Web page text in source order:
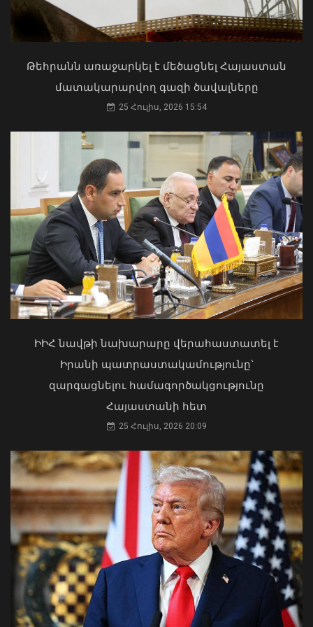
շատ համով էր, որևէ թուրքի հետ
մտերմություն չեմ արել․ Ռուբինյան
«Մեծ պատիվ էր ստորագրել
վարչապետ նշանակելու
հրամանագիրը»․ Խաչատուրյան
02 Օգոստոս, 2026 18:08
Հյուրանոցային համալիրում ՊԵԿ-ը
բացահայտել է շուրջ 78 մլն ՀՀ դրամի
թաքցված հարկային
պարտավորություն
31 Հուլիս, 2026 12:39
Ես չեմ մոռանում ՀԴՄ վերցնել․ Նիկոլ
Փաշինյան
01 Օգոստոս, 2026 10:09
տուրիզմին. Դավոյանը՝
ընդդիմությանը
02 Օգոստոս, 2026 17:30
Թեհրանն առաջարկել է մեծացնել Հայաստան
մատակարարվող գազի ծավալները
25 Հուլիս, 2026 15:54
ԻԻՀ նավթի նախարարը վերահաստատել է
Իրանի պատրաստակամությունը՝
զարգացնելու համագործակցությունը
Հայաստանի հետ
25 Հուլիս, 2026 20:09